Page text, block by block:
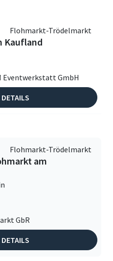
Flohmarkt-Trödelmarkt
Kaufland
Eventwerkstatt GmbH
Flohmarkt-Trödelmarkt
am
GbR